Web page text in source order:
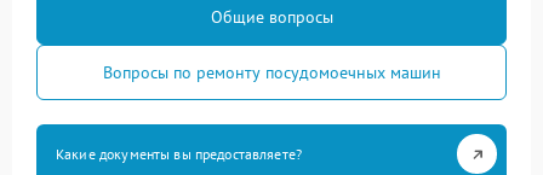
Общие вопросы
Вопросы по ремонту посудомоечных машин
Какие документы вы предоставляете?